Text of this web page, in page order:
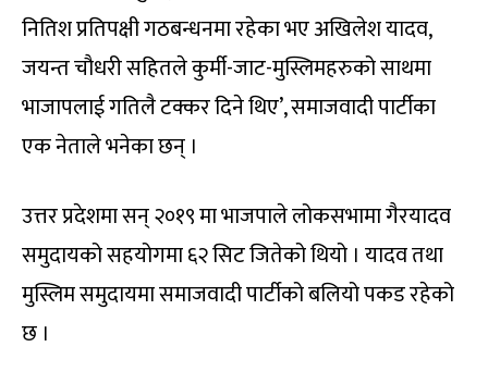
नितिश प्रतिपक्षी गठबन्धनमा रहेका भए अखिलेश यादव,
जयन्त चौधरी सहितले कुर्मी-जाट-मुस्लिमहरुको साथमा
भाजापलाई गतिलै टक्कर दिने थिए’, समाजवादी पार्टीका
एक नेताले भनेका छन् ।
उत्तर प्रदेशमा सन् २०१९ मा भाजपाले लोकसभामा गैरयादव
समुदायको सहयोगमा ६२ सिट जितेको थियो । यादव तथा
मुस्लिम समुदायमा समाजवादी पार्टीको बलियो पकड रहेको
छ ।